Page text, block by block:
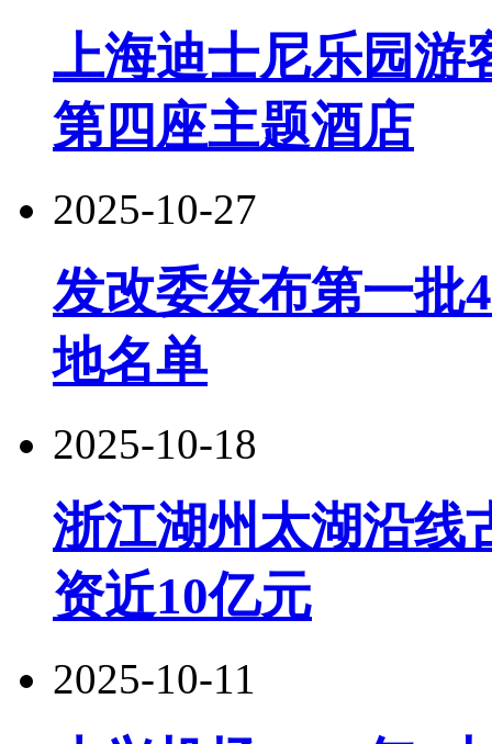
上海迪士尼乐园游
第四座主题酒店
2025-10-27
发改委发布第一批
地名单
2025-10-18
浙江湖州太湖沿线
资近10亿元
2025-10-11